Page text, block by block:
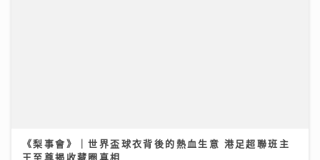
《梨事會》｜世界盃球衣背後的熱血生意 港足超聯班主
王至尊揭收藏圈真相